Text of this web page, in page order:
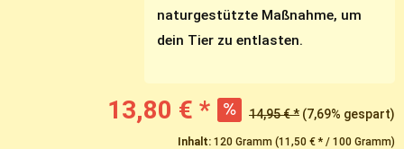
naturgestützte Maßnahme, um
dein Tier zu entlasten.
13,80 € * 14,95 € * (7,69% gespart)
Inhalt: 120 Gramm (11,50 € * / 100 Gramm)